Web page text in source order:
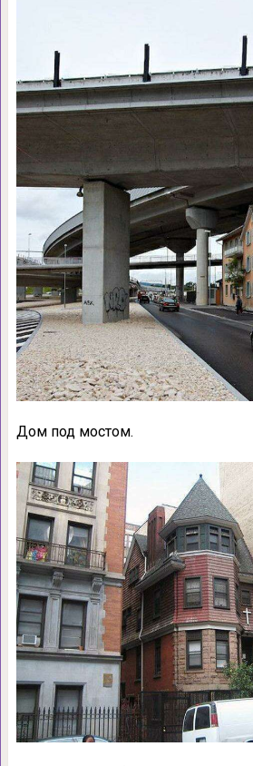
Дом под мостом.